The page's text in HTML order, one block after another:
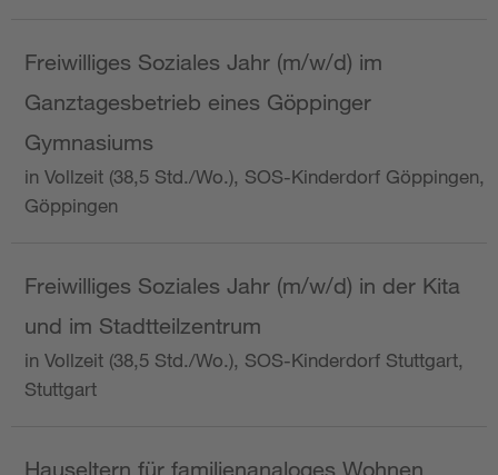
Freiwilliges Soziales Jahr (m/w/d) im
Ganztagesbetrieb eines Göppinger
Gymnasiums
in Vollzeit (38,5 Std./Wo.), SOS-Kinderdorf Göppingen,
Göppingen
Freiwilliges Soziales Jahr (m/w/d) in der Kita
und im Stadtteilzentrum
in Vollzeit (38,5 Std./Wo.), SOS-Kinderdorf Stuttgart,
Stuttgart
Hauseltern für familienanaloges Wohnen